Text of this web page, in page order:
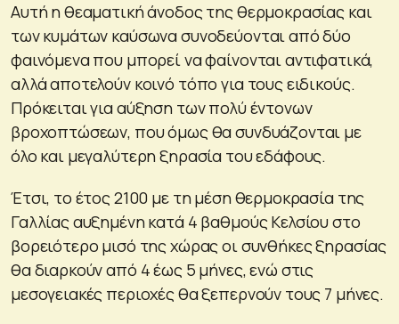
Αυτή η θεαματική άνοδος της θερμοκρασίας και
των κυμάτων καύσωνα συνοδεύονται από δύο
φαινόμενα που μπορεί να φαίνονται αντιφατικά,
αλλά αποτελούν κοινό τόπο για τους ειδικούς.
Πρόκειται για αύξηση των πολύ έντονων
βροχοπτώσεων, που όμως θα συνδυάζονται με
όλο και μεγαλύτερη ξηρασία του εδάφους.
Έτσι, το έτος 2100 με τη μέση θερμοκρασία της
Γαλλίας αυξημένη κατά 4 βαθμούς Κελσίου στο
βορειότερο μισό της χώρας οι συνθήκες ξηρασίας
θα διαρκούν από 4 έως 5 μήνες, ενώ στις
μεσογειακές περιοχές θα ξεπερνούν τους 7 μήνες.